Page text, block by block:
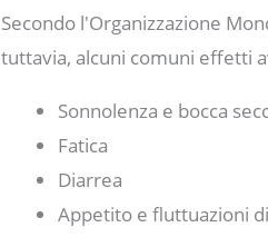
Secondo l'Organizzazione
tuttavia, alcuni comuni effetti
Sonnolenza e bocca
Fatica
Diarrea
Appetito e fluttuazioni